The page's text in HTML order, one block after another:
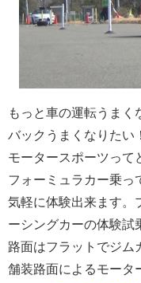
もっと 車の運転うまく
バックうまくなりたい！
モータースポーツって
フォーミュラカー乗っ
気軽に体験出来ます。
ーシングカーの体験試
路面はフラットでジム
舗装路面によるモータ